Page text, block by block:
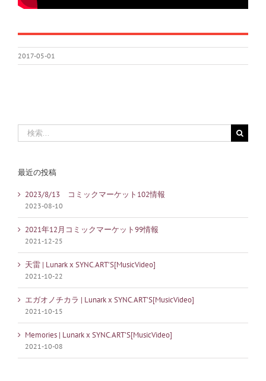
2017-05-01
索
最近の投稿
2023/8/13 コミックマーケット102情報
2023-08-10
2021年12月コミックマーケット99情報
2021-12-25
天雷 | Lunark x SYNC.ART’S[MusicVideo]
2021-10-22
エガオノチカラ | Lunark x SYNC.ART’S[MusicVideo]
2021-10-15
Memories | Lunark x SYNC.ART’S[MusicVideo]
2021-10-08